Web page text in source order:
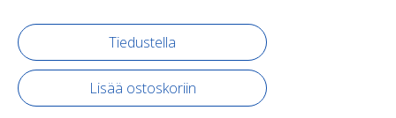
Tiedustella
Lisää ostoskoriin